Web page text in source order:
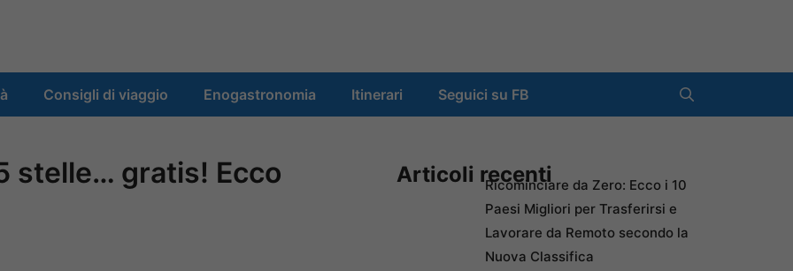
Consigli di viaggio Enogastronomia Itinerari Seguici su FB
stelle… gratis! Ecco
Articoli recentiRicominciare da Zero: Ecco i 10
Paesi Migliori per Trasferirsi e
Lavorare da Remoto secondo la
Nuova Classifica